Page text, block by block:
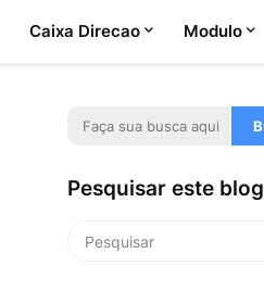
Caixa Direcao Modulo
Pesquisar este blog